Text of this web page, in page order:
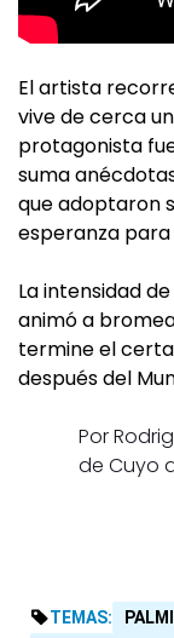
El artista
vive de cerca
protagonista
suma
que adoptaron
esperanza para
La intensidad
animó a
termine el
después del
Por
de Cuyo
TEMAS: